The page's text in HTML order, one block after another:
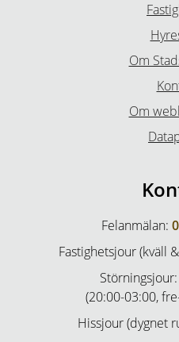
Om
Om
Felanmälan:
Fastighetsjour (kväll
Störningsjour:
(20:00-03:00,
Hissjour (dygnet